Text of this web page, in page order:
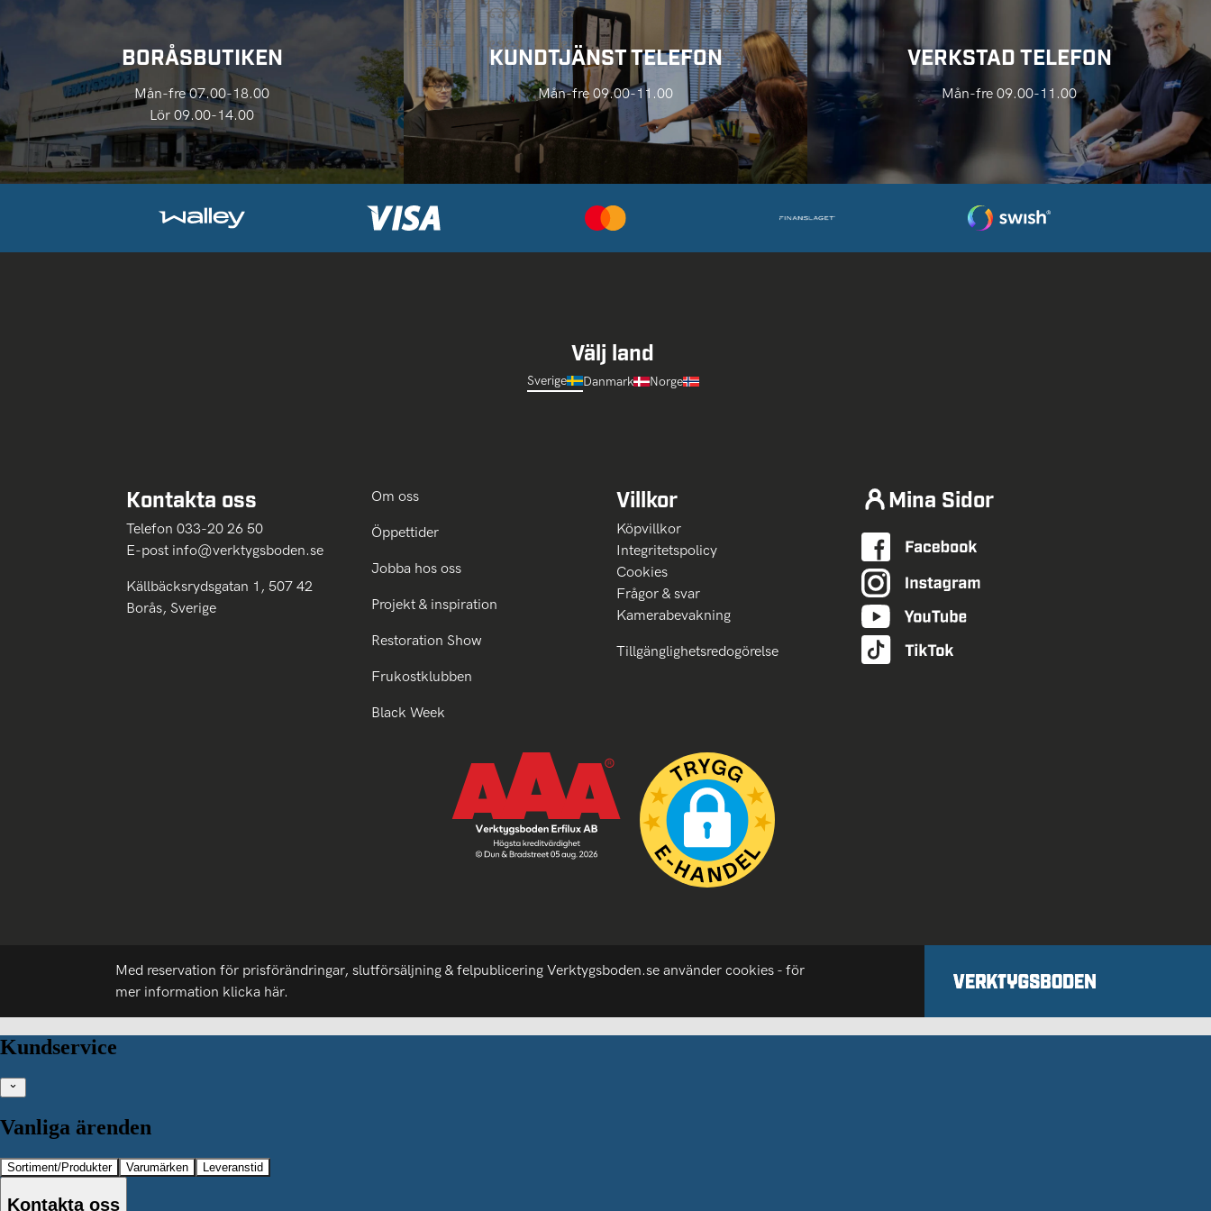
BORÅSBUTIKEN
Mån-fre 07.00-18.00
Lör 09.00-14.00
KUNDTJÄNST TELEFON
Mån-fre 09.00-11.00
VERKSTAD TELEFON
Mån-fre 09.00-11.00
Välj land
Sverige Danmark Norge
Kontakta oss
Telefon 033-20 26 50
E-post info@verktygsboden.se
Källbäcksrydsgatan 1, 507 42
Borås, Sverige
Om oss
Öppettider
Jobba hos oss
Projekt & inspiration
Restoration Show
Frukostklubben
Black Week
Villkor
Köpvillkor
Integritetspolicy
Cookies
Frågor & svar
Kamerabevakning
Tillgänglighetsredogörelse
Mina Sidor
Med reservation för prisförändringar, slutförsäljning & felpublicering Verktygsboden.se använder cookies - för
mer information klicka här.